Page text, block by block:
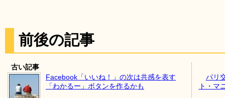
前後の記事
古い記事
Facebook「いいね！」の次は共感を表す
「わかるー」ボタンを作るかも
パリ
ト・マ